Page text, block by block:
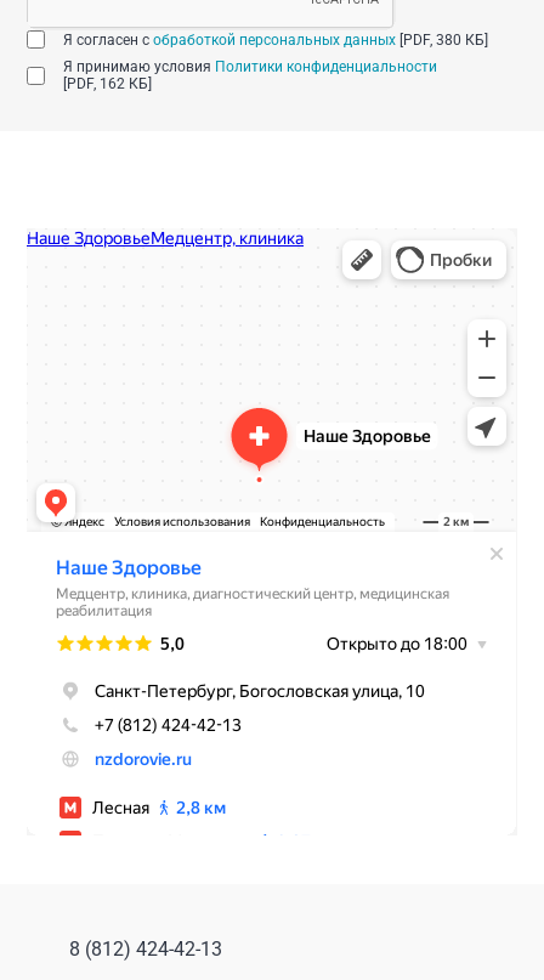
Я согласен собработкой персональных данных [PDF, 380 КБ]
Я принимаю условия Политики конфиденциальности
[PDF, 162 КБ]
8 (812) 424-42-13